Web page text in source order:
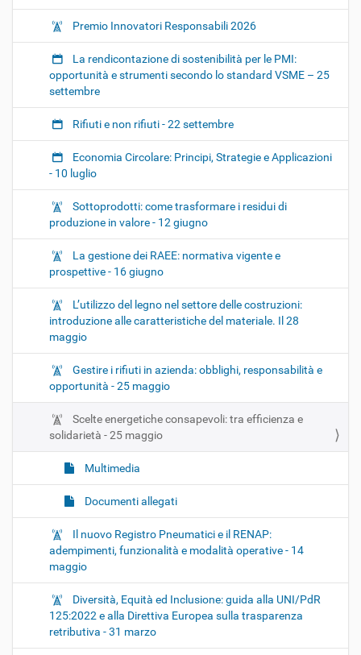
Premio Innovatori Responsabili 2026
La rendicontazione di sostenibilità per le PMI:
opportunità e strumenti secondo lo standard VSME – 25
settembre
Rifiuti e non rifiuti - 22 settembre
Economia Circolare: Principi, Strategie e Applicazioni
- 10 luglio
Sottoprodotti: come trasformare i residui di
produzione in valore - 12 giugno
La gestione dei RAEE: normativa vigente e
prospettive - 16 giugno
L’utilizzo del legno nel settore delle costruzioni:
introduzione alle caratteristiche del materiale. Il 28
maggio
Gestire i rifiuti in azienda: obblighi, responsabilità e
opportunità - 25 maggio
Scelte energetiche consapevoli: tra efficienza e
solidarietà - 25 maggio
Multimedia
Documenti allegati
Il nuovo Registro Pneumatici e il RENAP:
adempimenti, funzionalità e modalità operative - 14
maggio
Diversità, Equità ed Inclusione: guida alla UNI/PdR
125:2022 e alla Direttiva Europea sulla trasparenza
retributiva - 31 marzo